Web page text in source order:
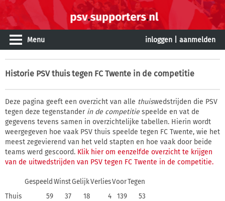
Menu inloggen aanmelden
Historie PSV thuis tegen FC Twente in de competitie
Deze pagina geeft een overzicht van alle thuiswedstrijden die PSV
tegen deze tegenstander in de competitie speelde en vat de
gegevens tevens samen in overzichtelijke tabellen. Hierin wordt
weergegeven hoe vaak PSV thuis speelde tegen FC Twente, wie het
meest zegevierend van het veld stapten en hoe vaak door beide
teams werd gescoord. Klik hier om eenzelfde overzicht te krijgen
van de uitwedstrijden van PSV tegen FC Twente in de competitie.
Gespeeld WinstGelijkVerliesVoorTegen
Thuis
59 37 18 4 139
53